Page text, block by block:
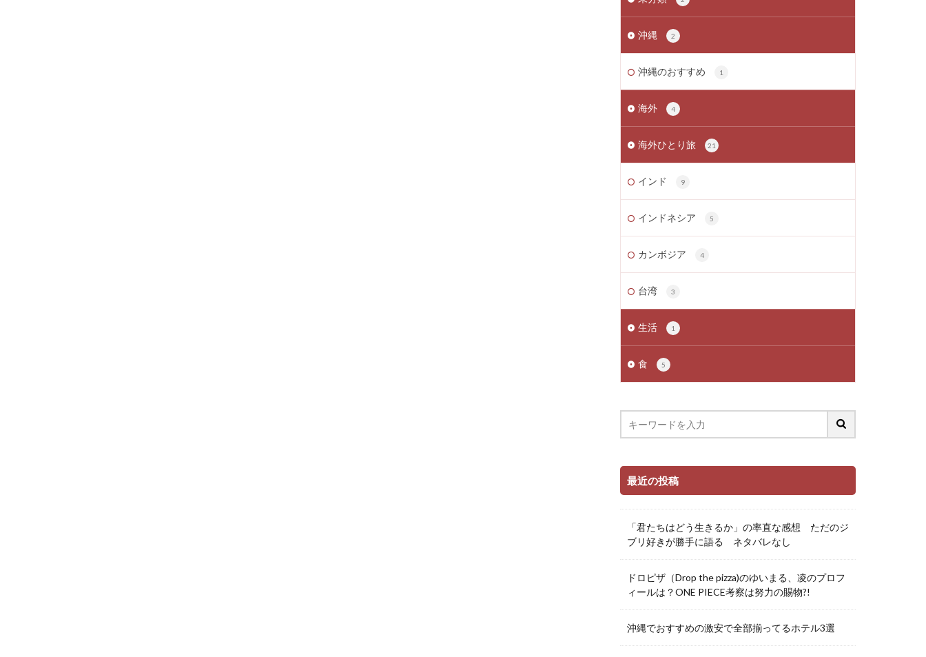
沖縄 2
沖縄のおすすめ 1
海外 4
海外ひとり旅 21
インド 9
インドネシア 5
カンボジア 4
台湾 3
生活 1
食 5
最近の投稿
「君たちはどう生きるか」の率直な感想 ただのジ
ブリ好きが勝手に語る ネタバレなし
ドロピザ（Drop the pizza)のゆいまる、凌のプロフ
ィールは？ONE PIECE考察は努力の賜物?!
沖縄でおすすめの激安で全部揃ってるホテル3選